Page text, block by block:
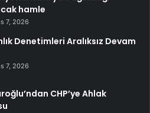
hamle
7, 2026
Denetimleri Aralıksız Devam
7, 2026
CHP’ye Ahlak